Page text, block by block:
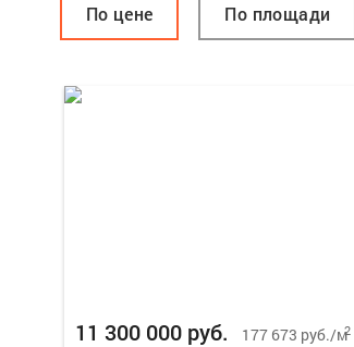
По цене По площади
11 300 000 руб. 177 673 руб./м2